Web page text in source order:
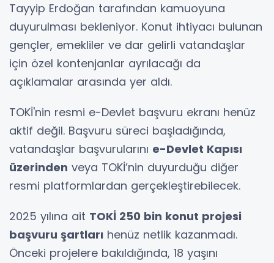
Tayyip Erdoğan tarafından kamuoyuna
duyurulması bekleniyor. Konut ihtiyacı bulunan
gençler, emekliler ve dar gelirli vatandaşlar
için özel kontenjanlar ayrılacağı da
açıklamalar arasında yer aldı.
TOKİ'nin resmi e-Devlet başvuru ekranı henüz
aktif değil. Başvuru süreci başladığında,
vatandaşlar başvurularını e-Devlet Kapısı
üzerinden veya TOKİ’nin duyurduğu diğer
resmi platformlardan gerçekleştirebilecek.
2025 yılına ait TOKİ 250 bin konut projesi
başvuru şartları henüz netlik kazanmadı.
Önceki projelere bakıldığında, 18 yaşını